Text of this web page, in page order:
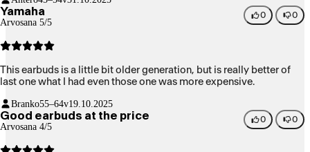
Yamaha
Arvosana 5/5
0 0
This earbuds is a little bit older generation, but is really better of
last one what I had even those one was more expensive.
Branko55–64v19.10.2025
Good earbuds at the price
Arvosana 4/5
0 0